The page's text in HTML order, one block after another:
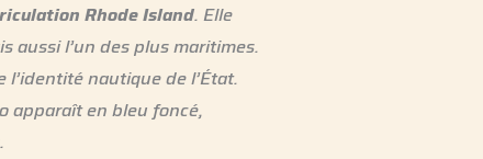
Rhode Island. Elle
aussi l’un des plus maritimes.
nautique de l’État.
apparaît en bleu foncé,